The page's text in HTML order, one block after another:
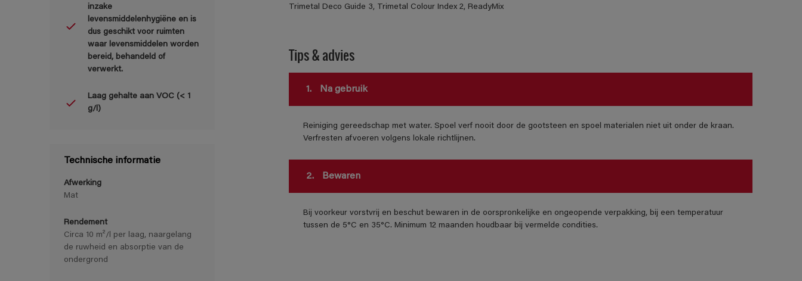
inzake
levensmiddelenhygiëne en is
dus geschikt voor ruimten
waar levensmiddelen worden
bereid, behandeld of
verwerkt.
Laag gehalte aan VOC (< 1
g/l)
Technische informatie
Afwerking
Mat
Rendement
Circa 10 m²/l per laag, naargelang
de ruwheid en absorptie van de
ondergrond
Trimetal Deco Guide 3, Trimetal Colour Index 2, ReadyMix
Tips & advies
1. Na gebruik
Reiniging gereedschap met water. Spoel verf nooit door de gootsteen en spoel materialen niet uit onder de kraan.
Verfresten afvoeren volgens lokale richtlijnen.
2. Bewaren
Bij voorkeur vorstvrij en beschut bewaren in de oorspronkelijke en ongeopende verpakking, bij een temperatuur
tussen de 5°C en 35°C. Minimum 12 maanden houdbaar bij vermelde condities.